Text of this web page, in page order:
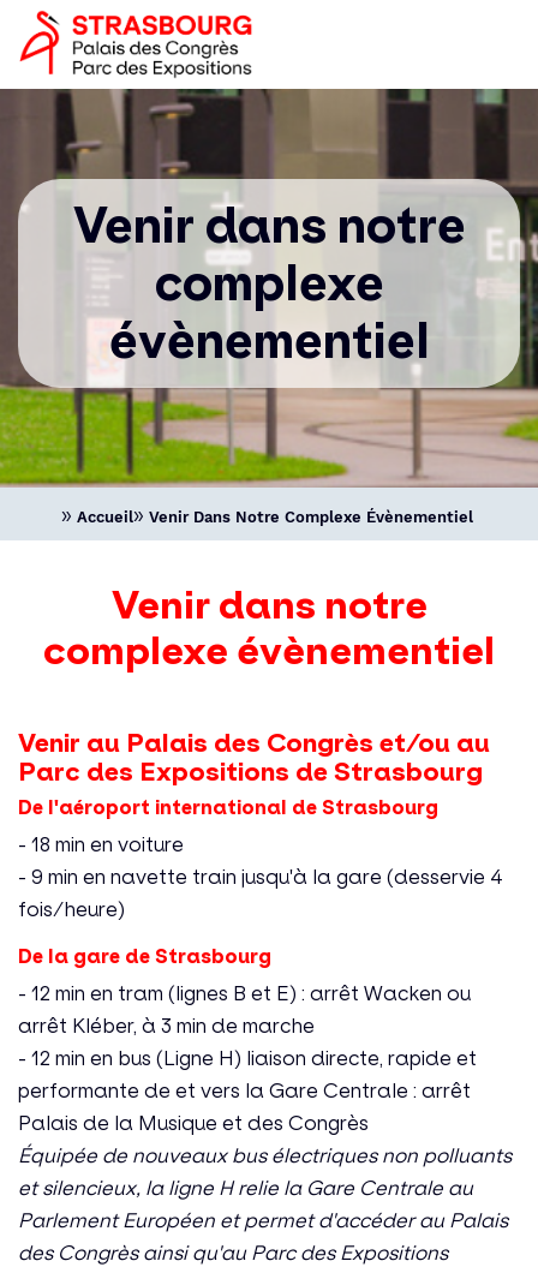
Aller
contenu
principal
Image
logo
Navigation
principale
Venir dans notre
complexe
évènementiel
Accueil Venir Dans Notre Complexe Évènementiel
Venir dans notre
complexe évènementiel
Venir au Palais des Congrès et/ou au
Parc des Expositions de Strasbourg
De l'aéroport international de Strasbourg
- 18 min en voiture
- 9 min en navette train jusqu'à la gare (desservie 4
fois/heure)
De la gare de Strasbourg
- 12 min en tram (lignes B et E) : arrêt Wacken ou
arrêt Kléber, à 3 min de marche
- 12 min en bus (Ligne H) liaison directe, rapide et
performante de et vers la Gare Centrale : arrêt
Palais de la Musique et des Congrès
Équipée de nouveaux bus électriques non polluants
et silencieux, la ligne H relie la Gare Centrale au
Parlement Européen et permet d'accéder au Palais
des Congrès ainsi qu'au Parc des Expositions
Panneau de gestion des cookies